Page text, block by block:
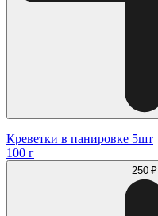
Креветки в панировке 5шт
100 г
250 ₽